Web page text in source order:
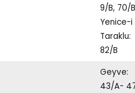
9/B, 70/B
Yenice-i
Taraklu:
82/B
Geyve:
43/A-